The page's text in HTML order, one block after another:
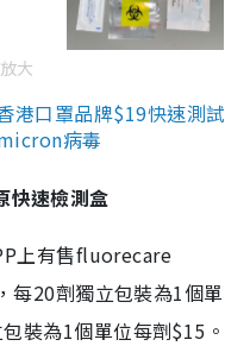
大
港口罩品牌$19快速測試
病毒
速檢測盒
上有售fluorecare
每20劑獨立包裝為1個單
裝為1個單位每劑$15。